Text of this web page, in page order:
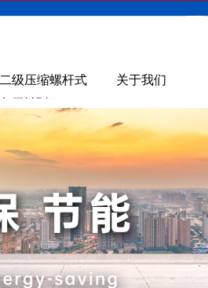
二级压缩螺杆式
系列
关于我们